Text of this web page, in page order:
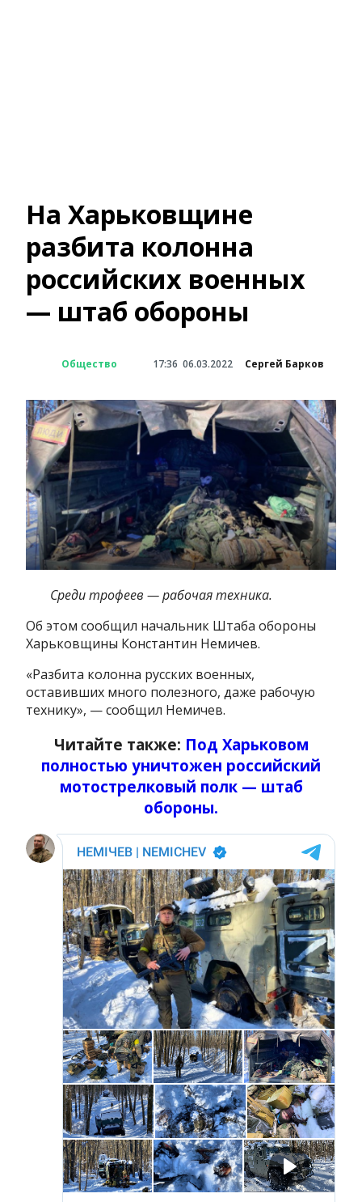
На Харьковщине
разбита колонна
российских военных
— штаб обороны
Общество 17:36 06.03.2022 Сергей Барков
Среди трофеев — рабочая техника.
Об этом сообщил начальник Штаба обороны
Харьковщины Константин Немичев.
«Разбита колонна русских военных,
оставивших много полезного, даже рабочую
технику», — сообщил Немичев.
Читайте также: Под Харьковом
полностью уничтожен российский
мотострелковый полк — штаб
обороны.